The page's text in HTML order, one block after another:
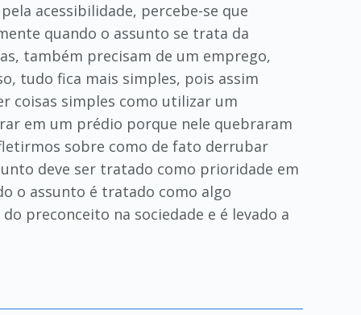
acessibilidade, percebe-se que
quando o assunto se trata da
também precisam de um emprego,
tudo fica mais simples, pois assim
coisas simples como utilizar um
em um prédio porque nele quebraram
sobre como de fato derrubar
deve ser tratado como prioridade em
o assunto é tratado como algo
preconceito na sociedade e é levado a